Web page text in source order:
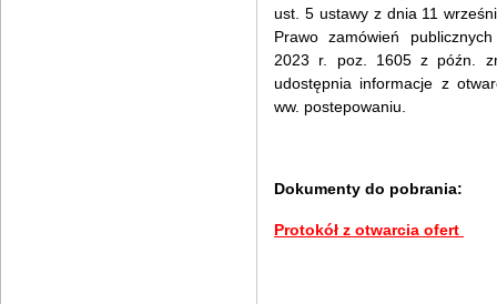
ust. 5 ustawy z dnia 11
Prawo zamówień
2023 r. poz. 1605 z późn.
udostępnia informacje z
ww. postepowaniu.
Dokumenty do pobrania:
Protokół z otwarcia ofert